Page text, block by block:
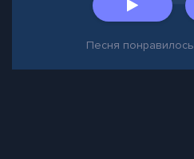
Песня понравилось